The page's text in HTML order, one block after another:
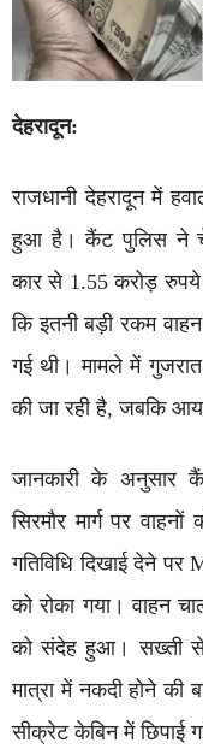
देहरादून:
राजधानी देहरादून में
हुआ है। कैंट पुलिस ने
कार से 1.55 करोड़ रुपये
कि इतनी बड़ी रकम
गई थी। मामले में
की जा रही है, जबकि
जानकारी के अनुसार
सिरमौर मार्ग पर
गतिविधि दिखाई देने पर
को रोका गया। वाहन
को संदेह हुआ। सख्ती
मात्रा में नकदी होने की
सीक्रेट केबिन में छिपाई